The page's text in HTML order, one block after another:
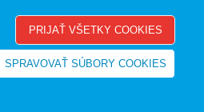
- VŠETKO